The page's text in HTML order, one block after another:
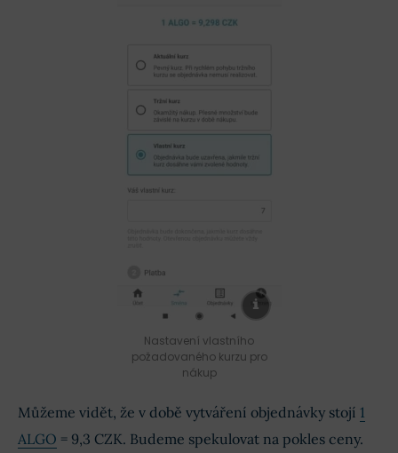
Nastavení vlastního
požadovaného kurzu pro
nákup
Můžeme vidět, že v době vytváření objednávky stojí 1
ALGO = 9,3 CZK. Budeme spekulovat na pokles ceny.